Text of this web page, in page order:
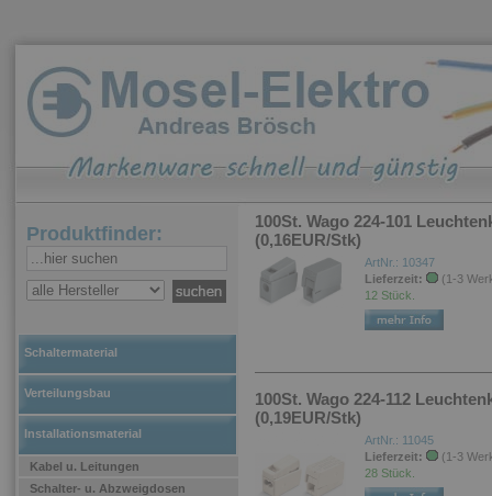
Produktfinder:
Schaltermaterial
Verteilungsbau
Installationsmaterial
Kabel u. Leitungen
Schalter- u. Abzweigdosen
100St. Wago 224-101
(0,16EUR/Stk)
ArtNr.: 10347
Lieferzeit:
(1-3
12 Stück.
100St. Wago 224-112
(0,19EUR/Stk)
ArtNr.: 11045
Lieferzeit:
(1-3
28 Stück.